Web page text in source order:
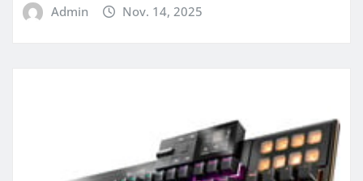
Admin Nov. 14, 2025